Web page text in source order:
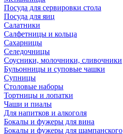
Посуда для сервировки стола
Посуда для яиц
Салатники
Салфетницы и кольца
Сахарницы
Селедочницы
Соусники, молочники, сливочники
Бульонницы и суповые чашки
Супницы
Столовые наборы
Тортницы и лопатки
Чаши и пиалы
Для напитков и алкоголя
Бокалы и фужеры для вина
Бокалы и фужеры для шампанского